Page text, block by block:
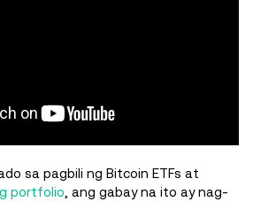
sa pagbili ng Bitcoin ETFs at
portfolio , ang gabay na ito ay nag-